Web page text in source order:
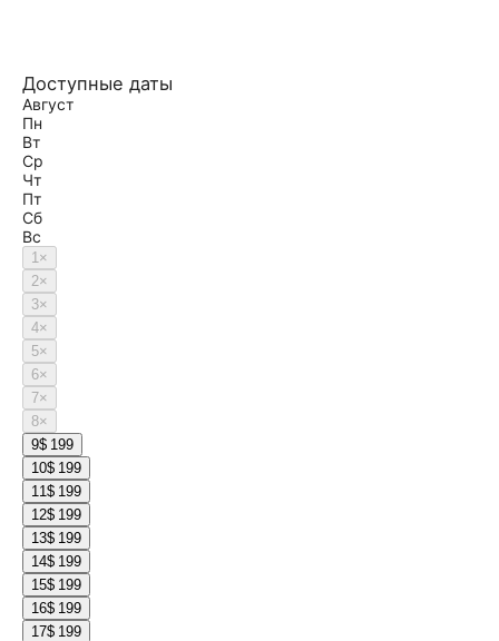
Доступные даты
Август
Пн
Вт
Ср
Чт
Пт
Сб
Вс
1×
2×
3×
4×
5×
6×
7×
8×
9$ 199
10$ 199
11$ 199
12$ 199
13$ 199
14$ 199
15$ 199
16$ 199
17$ 199